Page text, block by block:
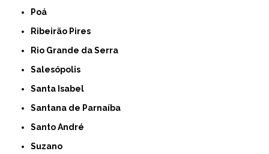
Poá
Ribeirão Pires
Rio Grande da Serra
Salesópolis
Santa Isabel
Santana de Parnaíba
Santo André
Suzano